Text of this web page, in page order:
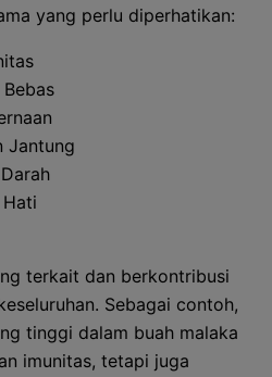
yang perlu diperhatikan:
Jantung
terkait dan berkontribusi
Sebagai contoh,
tinggi dalam buah malaka
imunitas, tetapi juga